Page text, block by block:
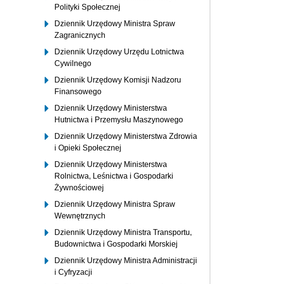
Polityki Społecznej
Dziennik Urzędowy Ministra Spraw
Zagranicznych
Dziennik Urzędowy Urzędu Lotnictwa
Cywilnego
Dziennik Urzędowy Komisji Nadzoru
Finansowego
Dziennik Urzędowy Ministerstwa
Hutnictwa i Przemysłu Maszynowego
Dziennik Urzędowy Ministerstwa Zdrowia
i Opieki Społecznej
Dziennik Urzędowy Ministerstwa
Rolnictwa, Leśnictwa i Gospodarki
Żywnościowej
Dziennik Urzędowy Ministra Spraw
Wewnętrznych
Dziennik Urzędowy Ministra Transportu,
Budownictwa i Gospodarki Morskiej
Dziennik Urzędowy Ministra Administracji
i Cyfryzacji